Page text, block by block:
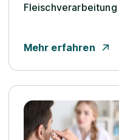
Fleischverarbeitung
Mehr erfahren